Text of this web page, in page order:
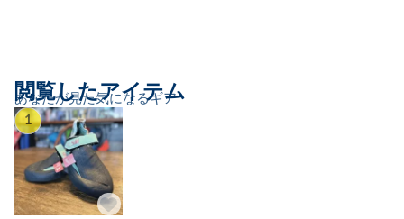
あなたが見た気になるギア
閲覧したアイテム
1